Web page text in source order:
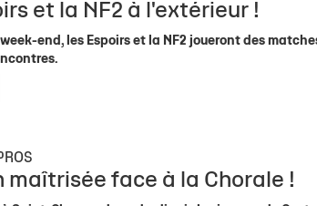
et la NF2 à l'extérieur !
end, les Espoirs et la NF2 joueront des
maîtrisée face à la Chorale !